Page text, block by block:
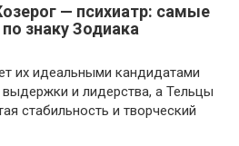
— психиатр: самые
знаку Зодиака
их идеальными кандидатами
и лидерства, а Тельцы
стабильность и творческий